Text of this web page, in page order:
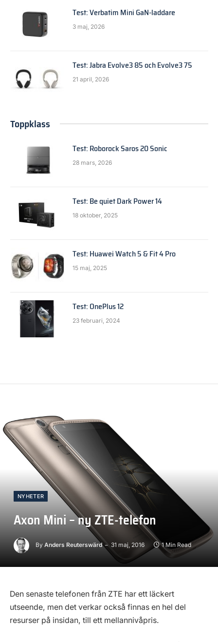
Test: Verbatim Mini GaN-laddare
3 maj, 2026
Test: Jabra Evolve3 85 och Evolve3 75
21 april, 2026
Toppklass
Test: Roborock Saros 20 Sonic
28 mars, 2026
Test: Be quiet Dark Power 14
18 oktober, 2025
Test: Huawei Watch 5 & Fit 4 Pro
15 maj, 2025
Test: OnePlus 12
23 februari, 2024
NYHETER
Axon Mini – ny ZTE-telefon
By Anders Reuterswärd 31 maj, 2016 1 Min Read
Den senaste telefonen från ZTE har ett läckert
utseende, men det verkar också finnas en hel del
resurser på insidan, till ett mellannivåpris.